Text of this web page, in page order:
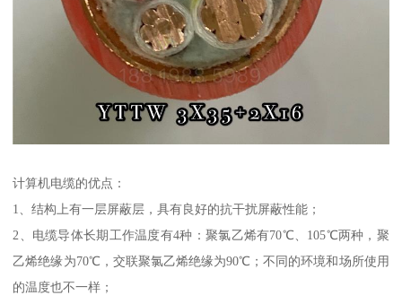
计算机电缆的优点：
1、结构上有一层屏蔽层，具有良好的抗干扰屏蔽性能；
2、电缆导体长期工作温度有4种：聚氯乙烯有70℃、105℃两种，聚
乙烯绝缘为70℃，交联聚氯乙烯绝缘为90℃；不同的环境和场所使用
的温度也不一样；